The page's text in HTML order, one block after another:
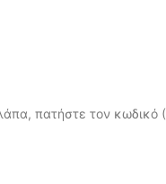
πατήστε τον κωδικό (